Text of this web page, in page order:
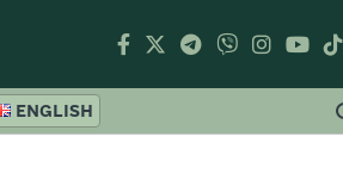
ENGLISH